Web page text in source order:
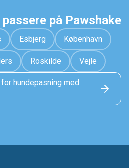
på Pawshake
Esbjerg København
Roskilde Vejle
hundepasning med